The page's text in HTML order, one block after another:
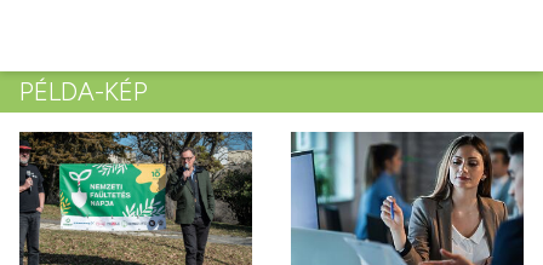
PÉLDA-KÉP